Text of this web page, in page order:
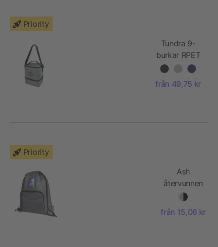
Priority
Tundra 9-
burkar RPET
lunchkylväska
från 49,75 kr
Priority
Ash
återvunnen
vikbar
väska med
dragsko
från 15,06 kr